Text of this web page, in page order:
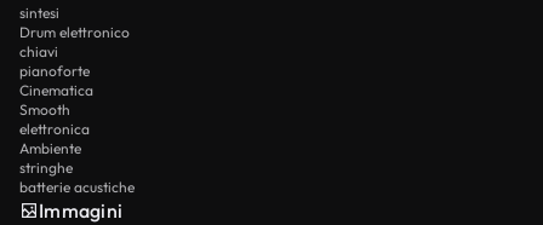
sintesi
Drum elettronico
chiavi
pianoforte
Cinematica
Smooth
elettronica
Ambiente
stringhe
batterie acustiche
Immagini